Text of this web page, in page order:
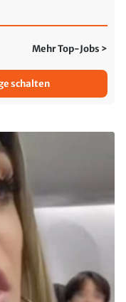
Mehr Top-Jobs >
schalten